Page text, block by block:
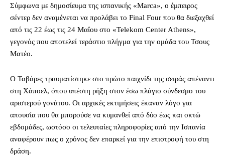
Σύμφωνα με δημοσίευμα της ισπανικής «Marca», ο έμπειρος
σέντερ δεν αναμένεται να προλάβει το Final Four που θα διεξαχθεί
από τις 22 έως τις 24 Μαΐου στο «Telekom Center Athens»,
γεγονός που αποτελεί τεράστιο πλήγμα για την ομάδα του Τσους
Ματέο.
Ο Ταβάρες τραυματίστηκε στο πρώτο παιχνίδι της σειράς απέναντι
στη Χάποελ, όπου υπέστη ρήξη στον έσω πλάγιο σύνδεσμο του
αριστερού γονάτου. Οι αρχικές εκτιμήσεις έκαναν λόγο για
απουσία που θα μπορούσε να κυμανθεί από δύο έως και οκτώ
εβδομάδες, ωστόσο οι τελευταίες πληροφορίες από την Ισπανία
αναφέρουν πως ο χρόνος δεν επαρκεί για την επιστροφή του στη
δράση.